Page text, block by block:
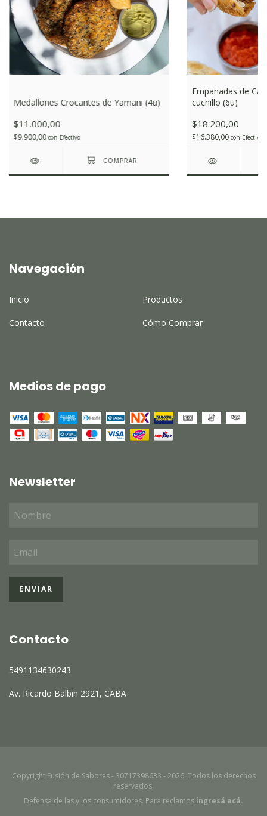
Medallones Crocantes de Yamani (4u)
$11.000,00
$9.900,00con Efectivo
Empanadas de
cuchillo (6u)
$18.200,00
$16.380,00 con Efectivo
Navegación
Inicio Productos
Contacto Cómo Comprar
Medios de pago
Newsletter
Contacto
5491134630243
Av. Ricardo Balbin 2921, CABA
Copyright Fusión de Sabores - 30717398633 - 2026. Todos los derechos
reservados.
Defensa de las y los consumidores. Para reclamos ingresá acá.